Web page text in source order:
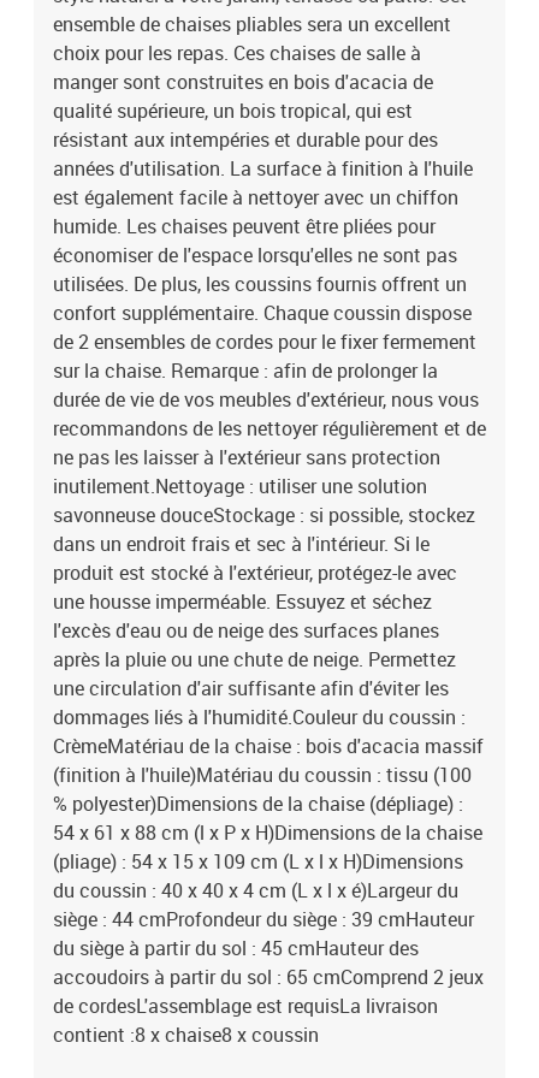
ensemble de chaises pliables sera un excellent
choix pour les repas. Ces chaises de salle à
manger sont construites en bois d'acacia de
qualité supérieure, un bois tropical, qui est
résistant aux intempéries et durable pour des
années d'utilisation. La surface à finition à l'huile
est également facile à nettoyer avec un chiffon
humide. Les chaises peuvent être pliées pour
économiser de l'espace lorsqu'elles ne sont pas
utilisées. De plus, les coussins fournis offrent un
confort supplémentaire. Chaque coussin dispose
de 2 ensembles de cordes pour le fixer fermement
sur la chaise. Remarque : afin de prolonger la
durée de vie de vos meubles d'extérieur, nous vous
recommandons de les nettoyer régulièrement et de
ne pas les laisser à l'extérieur sans protection
inutilement.Nettoyage : utiliser une solution
savonneuse douceStockage : si possible, stockez
dans un endroit frais et sec à l'intérieur. Si le
produit est stocké à l'extérieur, protégez-le avec
une housse imperméable. Essuyez et séchez
l'excès d'eau ou de neige des surfaces planes
après la pluie ou une chute de neige. Permettez
une circulation d'air suffisante afin d'éviter les
dommages liés à l'humidité.Couleur du coussin :
CrèmeMatériau de la chaise : bois d'acacia massif
(finition à l'huile)Matériau du coussin : tissu (100
% polyester)Dimensions de la chaise (dépliage) :
54 x 61 x 88 cm (l x P x H)Dimensions de la chaise
(pliage) : 54 x 15 x 109 cm (L x l x H)Dimensions
du coussin : 40 x 40 x 4 cm (L x l x é)Largeur du
siège : 44 cmProfondeur du siège : 39 cmHauteur
du siège à partir du sol : 45 cmHauteur des
accoudoirs à partir du sol : 65 cmComprend 2 jeux
de cordesL'assemblage est requisLa livraison
contient :8 x chaise8 x coussin